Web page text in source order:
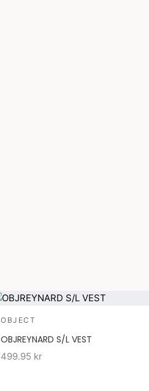
OBJECT
OBJREYNARD S/L VEST
499.95 kr